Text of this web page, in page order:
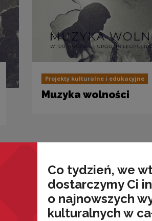
Projekty kulturalne i edukacyjne
Muzyka wolności
Co tydzień, we
dostarczymy Ci
o najnowszych
kulturalnych w